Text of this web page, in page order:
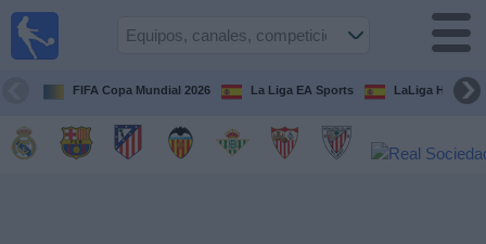
FIFA Copa Mundial 2026 La Liga EA Sports LaLiga
Guía de
Televisados